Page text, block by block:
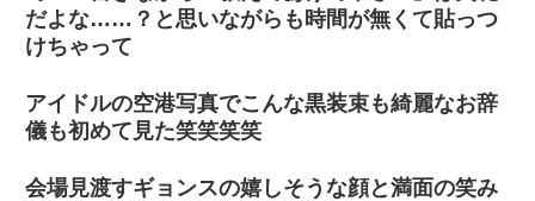
だよな……？と思いながらも時間が無くて貼っつ
けちゃって
アイドルの空港写真でこんな黒装束も綺麗なお辞
儀も初めて見た笑笑笑笑
会場見渡すギョンスの嬉しそうな顔と満面の笑み